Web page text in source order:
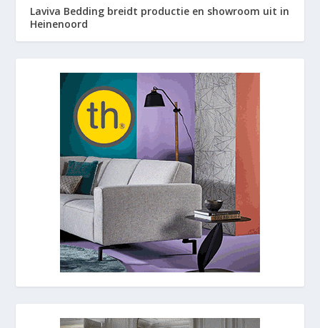
Laviva Bedding breidt productie en showroom uit in
Heinenoord